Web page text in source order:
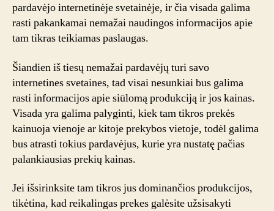
pardavėjo internetinėje svetainėje, ir čia visada galima
rasti pakankamai nemažai naudingos informacijos apie
tam tikras teikiamas paslaugas.
Šiandien iš tiesų nemažai pardavėjų turi savo
internetines svetaines, tad visai nesunkiai bus galima
rasti informacijos apie siūlomą produkciją ir jos kainas.
Visada yra galima palyginti, kiek tam tikros prekės
kainuoja vienoje ar kitoje prekybos vietoje, todėl galima
bus atrasti tokius pardavėjus, kurie yra nustatę pačias
palankiausias prekių kainas.
Jei išsirinksite tam tikros jus dominančios produkcijos,
tikėtina, kad reikalingas prekes galėsite užsisakyti